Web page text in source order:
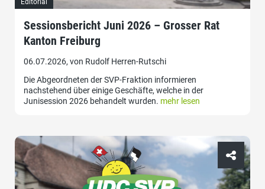
Sessionsbericht Juni 2026 – Grosser Rat
Kanton Freiburg
06.07.2026, von Rudolf Herren-Rutschi
Die Abgeordneten der SVP-Fraktion informieren
nachstehend über einige Geschäfte, welche in der
Junisession 2026 behandelt wurden. mehr lesen